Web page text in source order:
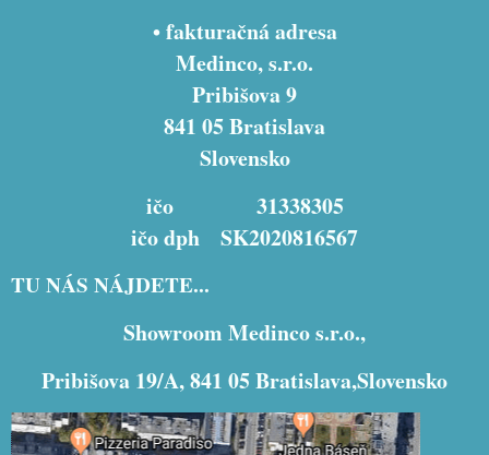
• fakturačná adresa
Medinco, s.r.o.
Pribišova 9
841 05 Bratislava
Slovensko
ičo 31338305
ičo dph SK2020816567
TU NÁS NÁJDETE...
Showroom Medinco s.r.o.,
Pribišova 19/A, 841 05 Bratislava,Slovensko